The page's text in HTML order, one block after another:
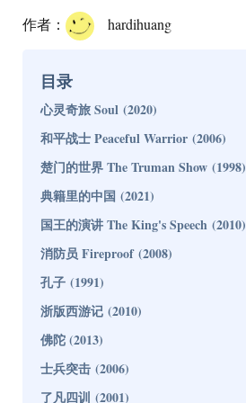
作者： hardihuang
目录
心灵奇旅 Soul (2020)
和平战士 Peaceful Warrior (2006)
楚门的世界 The Truman Show (1998)
典籍里的中国 (2021)
国王的演讲 The King's Speech (2010)
消防员 Fireproof (2008)
孔子 (1991)
浙版西游记 (2010)
佛陀 (2013)
士兵突击 (2006)
了凡四训 (2001)